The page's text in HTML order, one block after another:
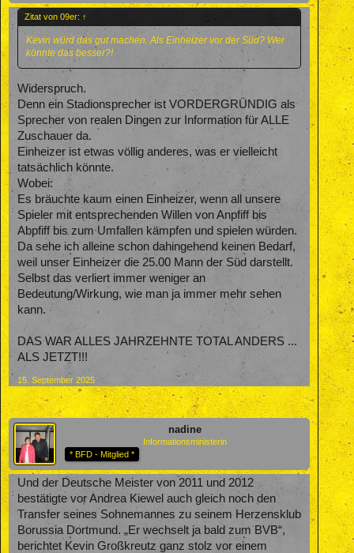
Zitat von 09er: ↑
Kevin würd das gut machen. Als Einheizer vor der Süd? Wer
könnte das besser?!
Widerspruch.
Denn ein Stadionsprecher ist VORDERGRÜNDIG als
Sprecher von realen Dingen zur Information für ALLE
Zuschauer da.
Einheizer ist etwas völlig anderes, was er vielleicht
tatsächlich könnte.
Wobei:
Es bräuchte kaum einen Einheizer, wenn all unsere
Spieler mit entsprechenden Willen von Anpfiff bis
Abpfiff bis zum Umfallen kämpfen und spielen würden.
Da sehe ich alleine schon dahingehend keinen Bedarf,
weil unser Einheizer die 25.00 Mann der Süd darstellt.
Selbst das verliert immer weniger an
Bedeutung/Wirkung, wie man ja immer mehr sehen
kann.
DAS WAR ALLES JAHRZEHNTE TOTAL ANDERS ...
ALS JETZT!!!
15. September 2025
nadine
Informationsministerin
* BFD - Mitglied *
Und der Deutsche Meister von 2011 und 2012
bestätigte vor Andrea Kiewel auch gleich noch den
Transfer seines Sohnemannes zu seinem Herzensklub
Borussia Dortmund. „Er wechselt ja bald zum BVB“,
berichtet Kevin Großkreutz ganz stolz vor einem